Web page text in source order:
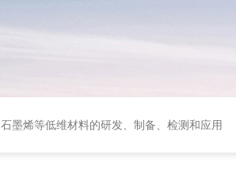
石墨烯等低维材料的研发、制备、检测和应用